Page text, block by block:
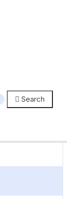
Search